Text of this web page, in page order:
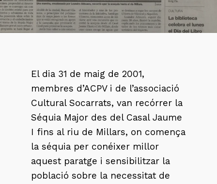
El dia 31 de maig de 2001,
membres d’ACPV i de l’associació
Cultural Socarrats, van recórrer la
Séquia Major des del Casal Jaume
I fins al riu de Millars, on comença
la séquia per conéixer millor
aquest paratge i sensibilitzar la
població sobre la necessitat de